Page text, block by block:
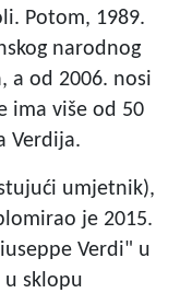
Potom, 1989.
narodnog
a od 2006. nosi
ima više od 50
Verdija.
umjetnik),
je 2015.
Verdi" u
sklopu